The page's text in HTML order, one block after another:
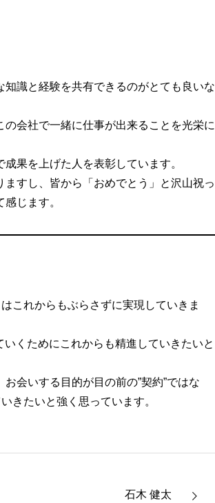
識と経験を共有できるのがとても良いな
会社で一緒に仕事が出来ることを光栄に
果を上げた人を表彰しています。
すし、皆から「おめでとう」と沢山祝っ
じます。
これからもぶらさずに実現していきま
くためにこれからも精進していきたいと
会いする目的が目の前の”契約”ではな
きたいと強く思っています。
石木 健太